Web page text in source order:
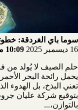
سوما باي الغردقة:
16 ديسمبر 2025
10:09 مـ
حلم الصيف لا يُولد
يحمل رائحة البحر
تعني البذخ، بل
بتوقيع شركة عليان
بالتوازن،...